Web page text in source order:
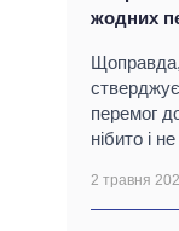
жодних
Щоправда,
перемог
нібито і
2 травня